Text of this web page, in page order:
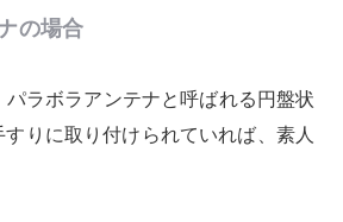
ンテナに繋がれている場合には、そ
、テレビアンテナや金具類を、は
きます。モノを持ちながらはしごを
なので、ペアのもう一人が下で受